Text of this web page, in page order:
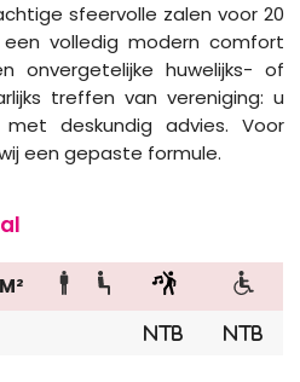
sfeervolle zalen voor 20
volledig modern comfort
onvergetelijke huwelijks- of
treffen van vereniging: u
deskundig advies. Voor
een gepaste formule.
M²
NTB NTB